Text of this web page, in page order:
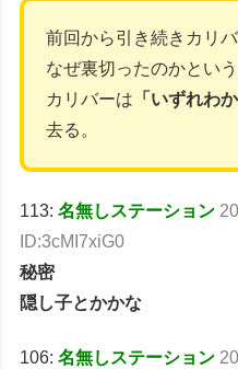
前回から引き続きカリ
なぜ裏切ったのかとい
カリバーは 「いずれわか
去る。
113:名無しステーション
ID:3cMI7xiG0
秘密
隠し子とかかな
106:名無しステーション